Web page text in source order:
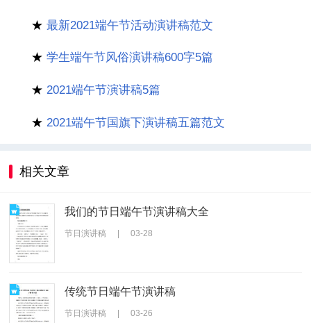
★最新2021端午节活动演讲稿范文
★学生端午节风俗演讲稿600字5篇
★2021端午节演讲稿5篇
★2021端午节国旗下演讲稿五篇范文
相关文章
我们的节日端午节演讲稿大全
节日演讲稿 | 03-28
传统节日端午节演讲稿
节日演讲稿 | 03-26